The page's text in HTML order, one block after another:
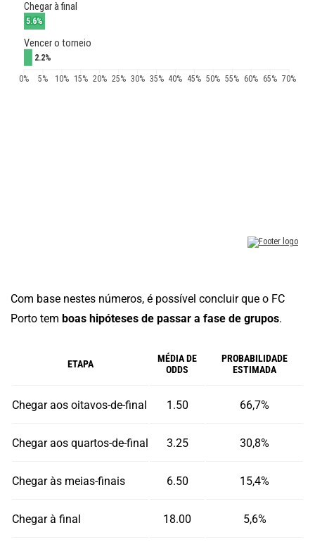
Com base nestes números, é possível concluir que o FC
Porto tem boas hipóteses de passar a fase de grupos.
ETAPA
MÉDIA DE
ODDS
PROBABILIDADE
ESTIMADA
Chegar aos oitavos-de-final 1.50 66,7%
Chegar aos quartos-de-final 3.25 30,8%
Chegar às meias-finais 6.50 15,4%
Chegar à final 18.00 5,6%